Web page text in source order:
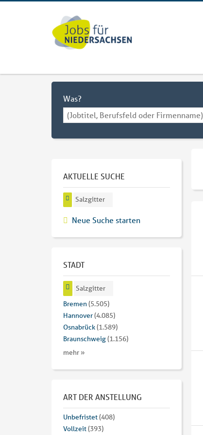
Was?
AKTUELLE SUCHE
Salzgitter
Neue Suche starten
STADT
Salzgitter
Bremen(5.505)
Hannover(4.085)
Osnabrück(1.589)
Braunschweig(1.156)
mehr »
ART DER ANSTELLUNG
Unbefristet(408)
Vollzeit(393)